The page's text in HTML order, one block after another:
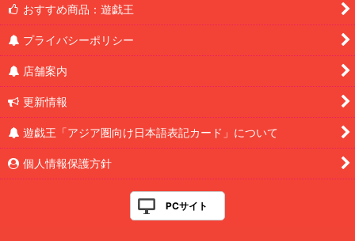
おすすめ商品：遊戯王
プライバシーポリシー
店舗案内
更新情報
遊戯王「アジア圏向け日本語表記カード」について
個人情報保護方針
PCサイト